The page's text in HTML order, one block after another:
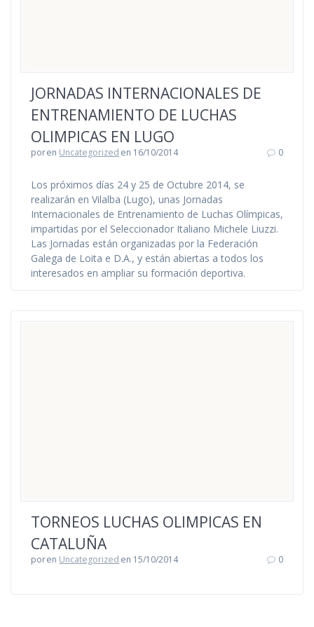
JORNADAS INTERNACIONALES DE
ENTRENAMIENTO DE LUCHAS
OLIMPICAS EN LUGO
poren Uncategorized en 16/10/2014 0
Los próximos días 24 y 25 de Octubre 2014, se
realizarán en Vilalba (Lugo), unas Jornadas
Internacionales de Entrenamiento de Luchas Olímpicas,
impartidas por el Seleccionador Italiano Michele Liuzzi.
Las Jornadas están organizadas por la Federación
Galega de Loita e D.A., y están abiertas a todos los
interesados en ampliar su formación deportiva.
TORNEOS LUCHAS OLIMPICAS EN
CATALUÑA
poren Uncategorized en 15/10/2014 0